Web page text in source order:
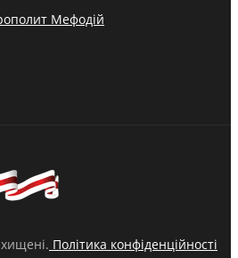
Мефодій
Політика конфіденційності